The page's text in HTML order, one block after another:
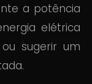
a potência
elétrica
sugerir um